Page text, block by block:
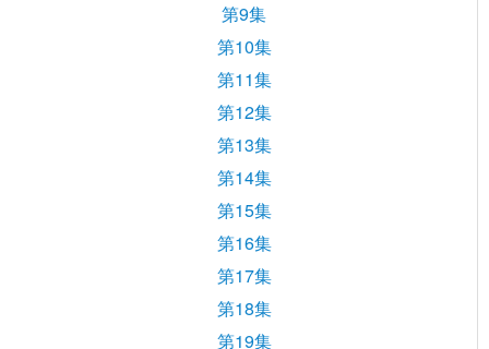
第9集
第10集
第11集
第12集
第13集
第14集
第15集
第16集
第17集
第18集
第19集